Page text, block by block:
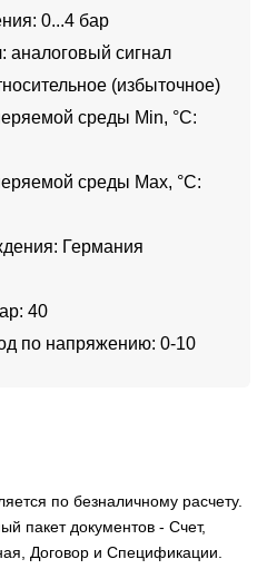
0...4 бар
аналоговый сигнал
(избыточное)
среды Min, °C:
среды Max, °C:
Германия
40
по напряжению: 0-10
по безналичному расчету.
пакет документов - Счет,
Договор и Спецификации.